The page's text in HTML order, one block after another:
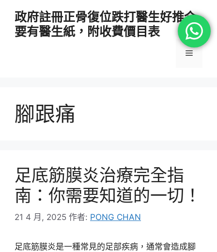
政府註冊正骨復位跌打醫生好推介
要有醫生紙，附收費價目表
選
腳跟痛
足底筋膜炎治療完全指
南：你需要知道的一切！
21 4 月, 2025 作者: PONG CHAN
足底筋膜炎是一種常見的足部疾病，通常會造成腳